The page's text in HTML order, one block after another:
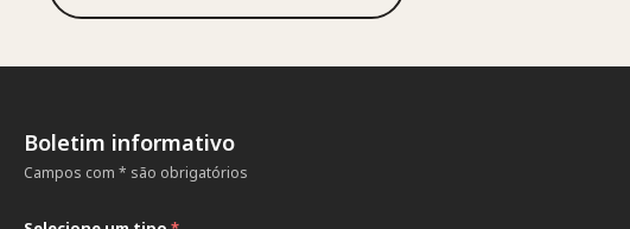
Boletim informativo
Campos com * são obrigatórios